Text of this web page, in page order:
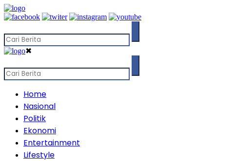
✖
Home
Nasional
Politik
Ekonomi
Entertainment
Lifestyle